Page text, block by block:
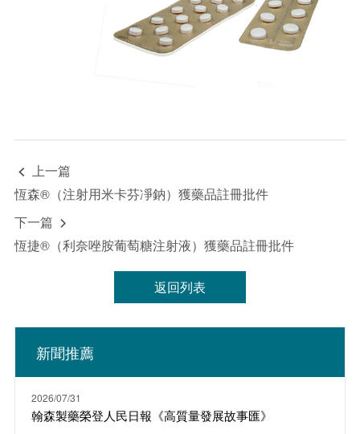
 上一篇
恆森®（注射用米卡芬凈鈉）獲藥品註冊批件
下一篇 
恆捷®（利奈唑胺葡萄糖注射液）獲藥品註冊批件
返回列表
新聞推薦
2026/07/31
翰森製藥榮登人民日報《高質量發展故事匯》